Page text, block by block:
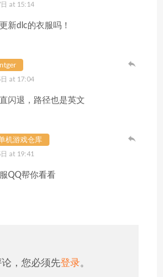
at 15:14
新dlc的衣服吗！
at 17:04
闪退，路径也是英文
机游戏仓库
at 19:41
QQ帮你看看
，您必须先登录。